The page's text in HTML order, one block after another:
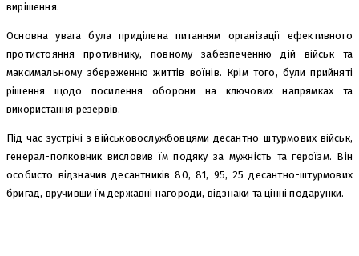
вирішення.
Основна увага була приділена питанням організації ефективного
протистояння противнику, повному забезпеченню дій військ та
максимальному збереженню життів воїнів. Крім того, були прийняті
рішення щодо посилення оборони на ключових напрямках та
використання резервів.
Під час зустрічі з військовослужбовцями десантно-штурмових військ,
генерал-полковник висловив їм подяку за мужність та героїзм. Він
особисто відзначив десантників 80, 81, 95, 25 десантно-штурмових
бригад, вручивши їм державні нагороди, відзнаки та цінні подарунки.